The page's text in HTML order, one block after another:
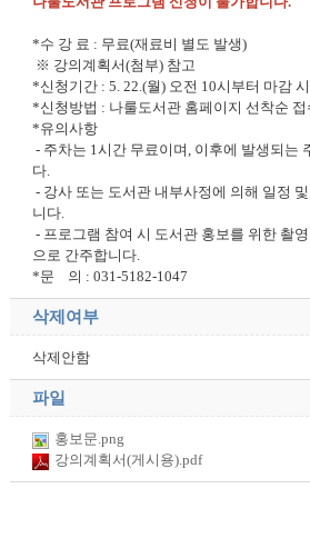
*수 강 료 : 무료(재료비 별도 발생)
※ 강의계획서(첨부) 참고
*신청기간 : 5. 22.(월) 오전 10시부터 마감
*신청방법 : 나룰도서관 홈페이지 선착순 접
*유의사항
- 주차는 1시간 무료이며, 이후에 발생되는
다.
- 강사 또는 도서관 내부사정에 의해 일정
니다.
- 프로그램 참여 시 도서관 홍보를 위한 촬
으로 간주합니다.
*문 의 : 031-5182-1047
삭제여부
삭제안함
파일
홍보문.png
강의계획서(게시용).pdf